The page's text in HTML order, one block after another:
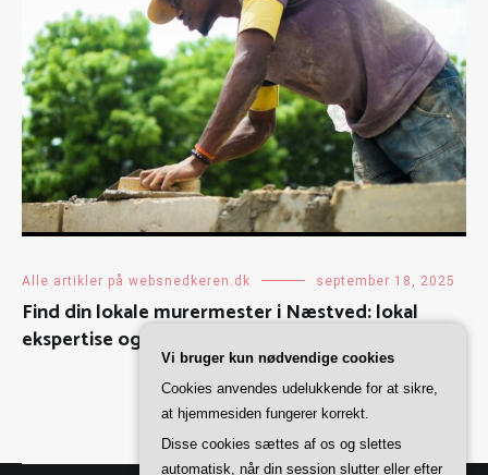
Alle artikler på websnedkeren.dk september 18, 2025
Find din lokale murermester i Næstved: lokal
ekspertise og kvalitet
Vi bruger kun nødvendige cookies
Cookies anvendes udelukkende for at sikre,
at hjemmesiden fungerer korrekt.
Disse cookies sættes af os og slettes
automatisk, når din session slutter eller efter